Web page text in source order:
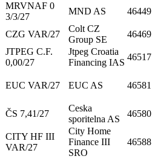
MRVNAF 0
3/3/27
MND AS 46449
CZG VAR/27
Colt CZ
Group SE
46469
JTPEG C.F.
0,00/27
Jtpeg Croatia
Financing IAS
46517
EUC VAR/27 EUC AS 46581
ČS 7,41/27
Ceska
sporitelna AS
46580
CITY HF III
VAR/27
City Home
Finance III
SRO
46588